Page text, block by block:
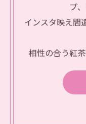
プ
インスタ映え間
相性の合う紅